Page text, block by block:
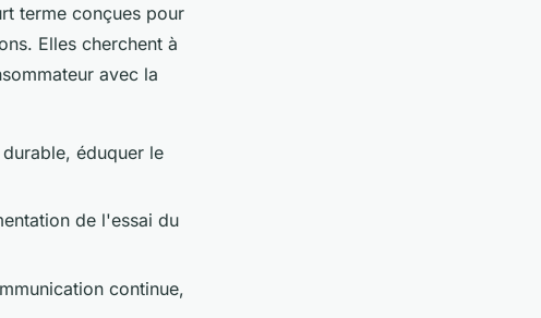
terme conçues pour
Elles cherchent à
avec la
éduquer le
de l'essai du
continue,